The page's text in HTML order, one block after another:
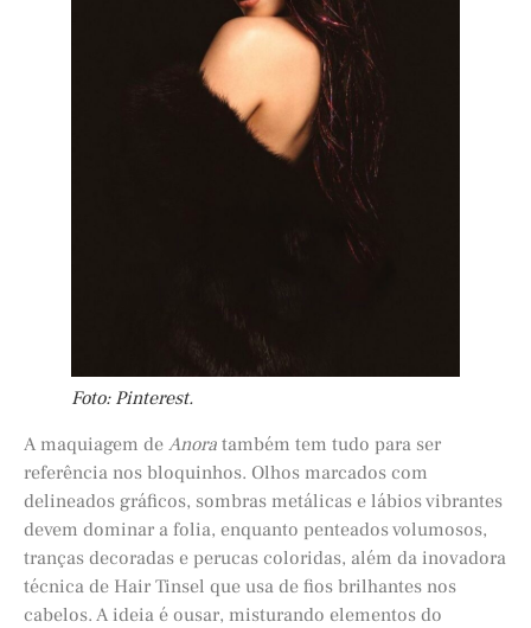
Foto: Pinterest.
A maquiagem de Anora também tem tudo para ser
referência nos bloquinhos. Olhos marcados com
delineados gráficos, sombras metálicas e lábios vibrantes
devem dominar a folia, enquanto penteados volumosos,
tranças decoradas e perucas coloridas, além da inovadora
técnica de Hair Tinsel que usa de fios brilhantes nos
cabelos. A ideia é ousar, misturando elementos do